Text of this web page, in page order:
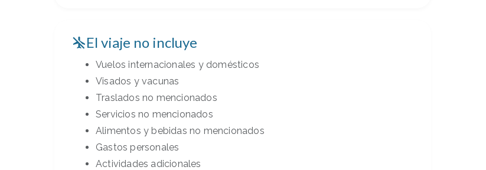
El viaje no incluye
Vuelos internacionales y domésticos
Visados y vacunas
Traslados no mencionados
Servicios no mencionados
Alimentos y bebidas no mencionados
Gastos personales
Actividades adicionales